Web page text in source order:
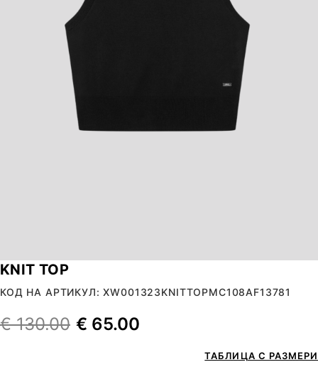
KNIT TOP
КОД НА АРТИКУЛ: XW001323KNITTOPMC108AF13781
€130.00 € 65.00
ТАБЛИЦА С РАЗМЕРИ